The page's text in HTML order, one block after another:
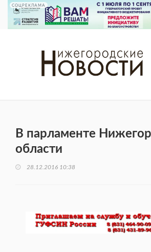
СОЦРЕКЛАМА
В парламенте
области
28.12.2016 10:38